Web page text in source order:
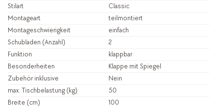
Stilart
Classic
Montageart
teilmontiert
Montageschwierigkeit
einfach
Schubladen (Anzahl)
2
Funktion
klappbar
Besonderheiten
Klappe mit Spiegel
Zubehör inklusive
Nein
max. Tischbelastung (kg)
50
Breite (cm)
100